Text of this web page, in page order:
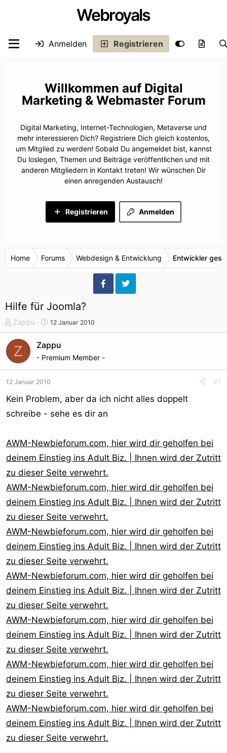
Webroyals
Anmelden Registrieren
Digital
Marketing & Webmaster Forum
Digital Marketing, Internet-Technologien, Metaverse und
mehr interessieren Dich? Registriere Dich gleich kostenlos,
um Mitglied zu werden! Sobald Du angemeldet bist, kannst
Du loslegen, Themen und Beiträge veröffentlichen und mit
anderen Mitgliedern in Kontakt treten! Wir wünschen Dir
einen anregenden Austausch!
Anmelden
Registrieren
Home Forums Webdesign & Entwicklung Entwickler
Hilfe für Joomla?
T
h
e
m
e
s
t
r
e
r
Zappu
S
t
a
a
t
m
12 Januar 2010
Z Zappu
- Premium Member -
12 Januar 2010 #1
Kein Problem, aber da ich nicht alles doppelt
schreibe - sehe es dir an
AWM-Newbieforum.com, hier wird dir geholfen bei
deinem Einstieg ins Adult Biz. | Ihnen wird der Zutritt
zu dieser Seite verwehrt.
AWM-Newbieforum.com, hier wird dir geholfen bei
deinem Einstieg ins Adult Biz. | Ihnen wird der Zutritt
zu dieser Seite verwehrt.
AWM-Newbieforum.com, hier wird dir geholfen bei
deinem Einstieg ins Adult Biz. | Ihnen wird der Zutritt
zu dieser Seite verwehrt.
AWM-Newbieforum.com, hier wird dir geholfen bei
deinem Einstieg ins Adult Biz. | Ihnen wird der Zutritt
zu dieser Seite verwehrt.
AWM-Newbieforum.com, hier wird dir geholfen bei
deinem Einstieg ins Adult Biz. | Ihnen wird der Zutritt
zu dieser Seite verwehrt.
AWM-Newbieforum.com, hier wird dir geholfen bei
deinem Einstieg ins Adult Biz. | Ihnen wird der Zutritt
zu dieser Seite verwehrt.
AWM-Newbieforum.com, hier wird dir geholfen bei
deinem Einstieg ins Adult Biz. | Ihnen wird der Zutritt
zu dieser Seite verwehrt.